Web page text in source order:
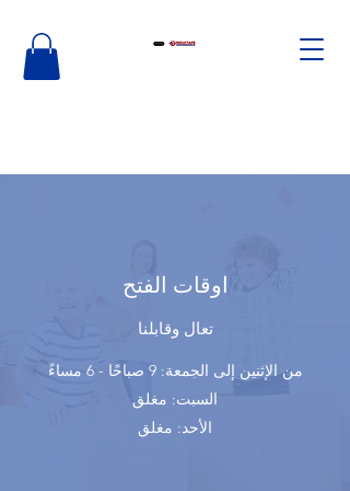
اوقات الفتح
تعال وقابلنا
من الإثنين إلى الجمعة: 9 صباحًا - 6 مساءً
السبت: مغلق
الأحد: مغلق